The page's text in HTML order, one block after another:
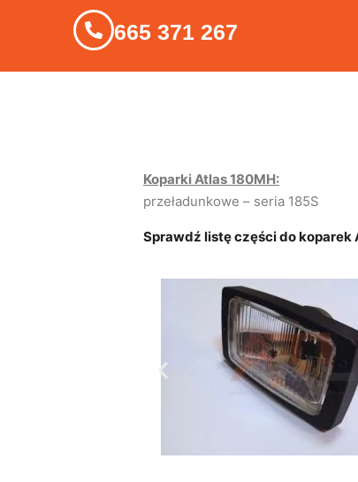
665 371 267
Koparki Atlas 180MH:
przeładunkowe – seria 185S
Sprawdź listę części do koparek